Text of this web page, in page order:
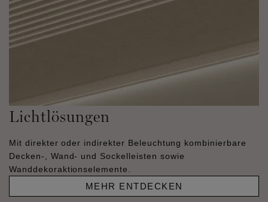
Lichtlösungen
Mit direkter oder indirekter Beleuchtung kombinierbare
Decken-, Wand- und Sockelleisten sowie
Wanddekoraktionselemente.
MEHR ENTDECKEN